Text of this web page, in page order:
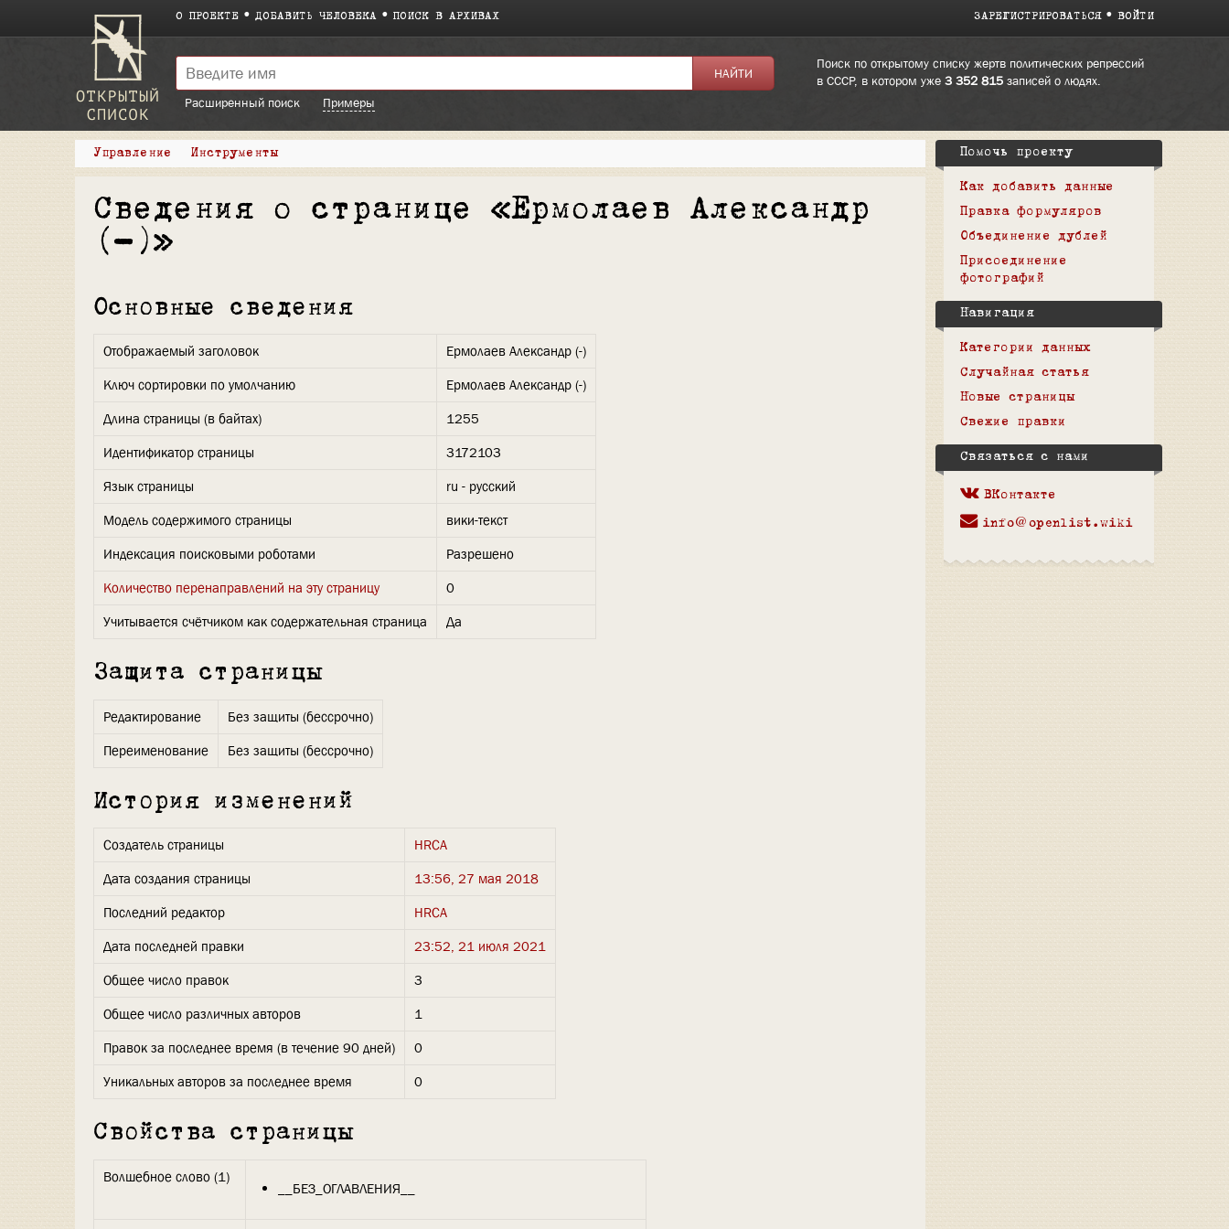
О ПРОЕКТЕ ДОБАВИТЬ ЧЕЛОВЕКА ПОИСК В АРХИВАХ ЗАРЕГИСТРИРОВАТЬСЯ ВОЙТИ
Поиск по открытому списку жертв политических репрессий
в СССР, в котором уже 3 352 815записей о людях.
Расширенный поиск
Примеры
Управление Инструменты
Сведения о странице «Ермолаев Александр
(-)»
Основные сведения
Отображаемый заголовок
Ермолаев Александр (-)
Ключ сортировки по умолчанию
Ермолаев Александр (-)
Длина страницы (в байтах)
1255
Идентификатор страницы
3172103
Язык страницы
ru - русский
Модель содержимого страницы
вики-текст
Индексация поисковыми роботами
Разрешено
Количество перенаправлений на эту страницу
0
Учитывается счётчиком как содержательная страница
Да
Защита страницы
Редактирование
Без защиты (бессрочно)
Переименование
Без защиты (бессрочно)
История изменений
Создатель страницы
HRCA
Дата создания страницы
13:56, 27 мая 2018
Последний редактор
HRCA
Дата последней правки
23:52, 21 июля 2021
Общее число правок
3
Общее число различных авторов
1
Правок за последнее время (в течение 90 дней)
0
Уникальных авторов за последнее время
0
Свойства страницы
Волшебное слово (1)
__БЕЗ_ОГЛАВЛЕНИЯ__
Помочь проекту
Как добавить данные
Правка формуляров
Объединение дублей
Присоединение
фотографий
Навигация
Категории данных
Случайная статья
Новые страницы
Свежие правки
Связаться с нами
ВКонтакте
info@openlist.wiki